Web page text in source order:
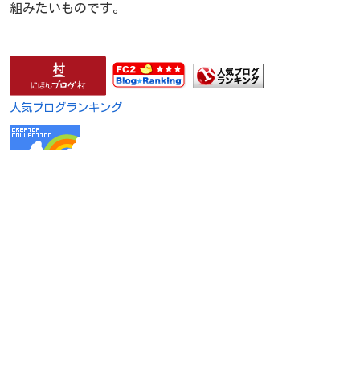
組みたいものです。
人気ブログランキング